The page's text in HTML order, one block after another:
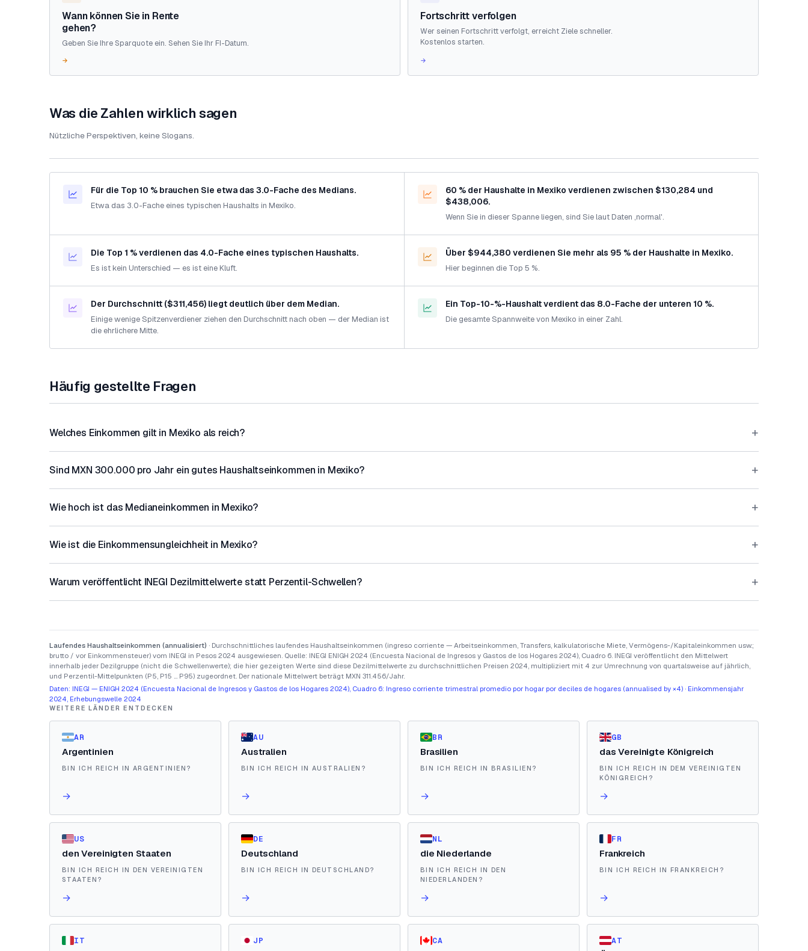
Wann können Sie in Rente
gehen?
Geben Sie Ihre Sparquote ein. Sehen Sie Ihr FI-Datum.
→
Fortschritt verfolgen
Wer seinen Fortschritt verfolgt, erreicht Ziele schneller.
Kostenlos starten.
→
Was die Zahlen wirklich sagen
Nützliche Perspektiven, keine Slogans.
Für die Top 10 % brauchen Sie etwa das 3.0-Fache des Medians.
Etwa das 3.0-Fache eines typischen Haushalts in Mexiko.
60 % der Haushalte in Mexiko verdienen zwischen $130,284 und
$438,006.
Wenn Sie in dieser Spanne liegen, sind Sie laut Daten ‚normal'.
Die Top 1 % verdienen das 4.0-Fache eines typischen Haushalts.
Es ist kein Unterschied — es ist eine Kluft.
Über $944,380 verdienen Sie mehr als 95 % der Haushalte in Mexiko.
Hier beginnen die Top 5 %.
Der Durchschnitt ($311,456) liegt deutlich über dem Median.
Einige wenige Spitzenverdiener ziehen den Durchschnitt nach oben — der Median ist
die ehrlichere Mitte.
Ein Top-10-%-Haushalt verdient das 8.0-Fache der unteren 10 %.
Die gesamte Spannweite von Mexiko in einer Zahl.
Häufig gestellte Fragen
Welches Einkommen gilt in Mexiko als reich? +
Sind MXN 300.000 pro Jahr ein gutes Haushaltseinkommen in Mexiko? +
Wie hoch ist das Medianeinkommen in Mexiko? +
Wie ist die Einkommensungleichheit in Mexiko? +
Warum veröffentlicht INEGI Dezilmittelwerte statt Perzentil-Schwellen? +
Laufendes Haushaltseinkommen (annualisiert) · Durchschnittliches laufendes Haushaltseinkommen (ingreso corriente — Arbeitseinkommen, Transfers, kalkulatorische Miete, Vermögens-/Kapitaleinkommen usw.;
brutto / vor Einkommensteuer) vom INEGI in Pesos 2024 ausgewiesen. Quelle: INEGI ENIGH 2024 (Encuesta Nacional de Ingresos y Gastos de los Hogares 2024), Cuadro 6. INEGI veröffentlicht den Mittelwert
innerhalb jeder Dezilgruppe (nicht die Schwellenwerte); die hier gezeigten Werte sind diese Dezilmittelwerte zu durchschnittlichen Preisen 2024, multipliziert mit 4 zur Umrechnung von quartalsweise auf jährlich,
und Perzentil-Mittelpunkten (P5, P15 … P95) zugeordnet. Der nationale Mittelwert beträgt MXN 311.456/Jahr.
Daten: INEGI — ENIGH 2024 (Encuesta Nacional de Ingresos y Gastos de los Hogares 2024), Cuadro 6: Ingreso corriente trimestral promedio por hogar por deciles de hogares (annualised by ×4) · Einkommensjahr
2024, Erhebungswelle 2024
WEITERE LÄNDER ENTDECKEN
AR
Argentinien
BIN ICH REICH IN ARGENTINIEN?
→
AU
Australien
BIN ICH REICH IN AUSTRALIEN?
→
BR
Brasilien
BIN ICH REICH IN BRASILIEN?
→
GB
das Vereinigte Königreich
BIN ICH REICH IN DEM VEREINIGTEN
KÖNIGREICH?
→
US
den Vereinigten Staaten
BIN ICH REICH IN DEN VEREINIGTEN
STAATEN?
→
DE
Deutschland
BIN ICH REICH IN DEUTSCHLAND?
→
NL
die Niederlande
BIN ICH REICH IN DEN
NIEDERLANDEN?
→
FR
Frankreich
BIN ICH REICH IN FRANKREICH?
→
IT JP CA AT